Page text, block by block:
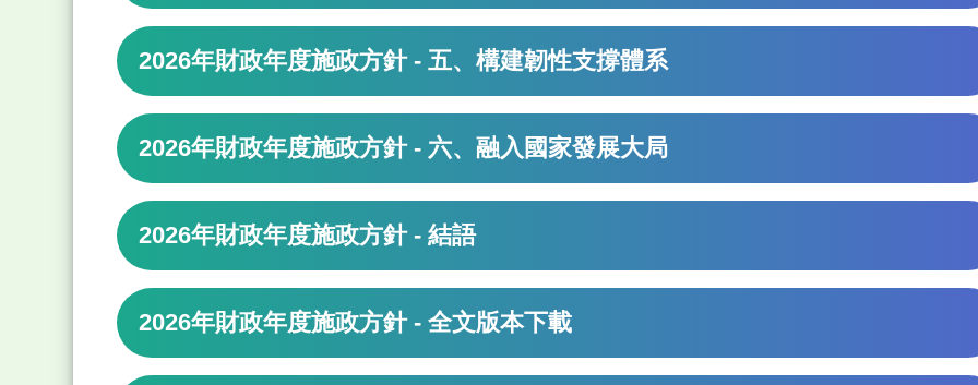
2026年財政年度施政方針 - 五、構建韌性支撐體系
2026年財政年度施政方針 - 六、融入國家發展大局
2026年財政年度施政方針 - 結語
2026年財政年度施政方針 - 全文版本下載